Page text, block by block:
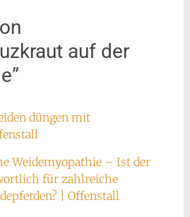
auf der
”
düngen mit
Weidemyopathie – Ist der
für zahlreiche
| Offenstall